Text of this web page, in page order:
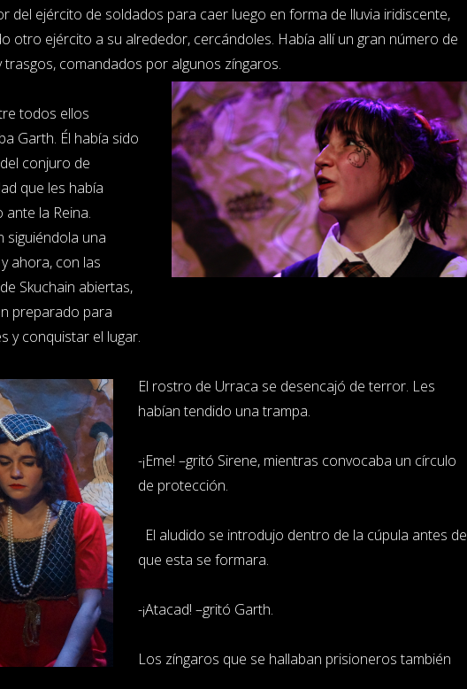
del ejército de soldados para caer luego en forma de lluvia iridiscente,
otro ejército a su alrededor, cercándoles. Había allí un gran número de
trasgos, comandados por algunos zíngaros.
todos ellos
Garth. Él había sido
conjuro de
que les había
ante la Reina.
siguiéndola una
ahora, con las
Skuchain abiertas,
preparado para
y conquistar el lugar.
El rostro de Urraca se desencajó de terror. Les
habían tendido una trampa.
-¡Eme! –gritó Sirene, mientras convocaba un círculo
de protección.
El aludido se introdujo dentro de la cúpula antes de
que esta se formara.
-¡Atacad! –gritó Garth.
Los zíngaros que se hallaban prisioneros también